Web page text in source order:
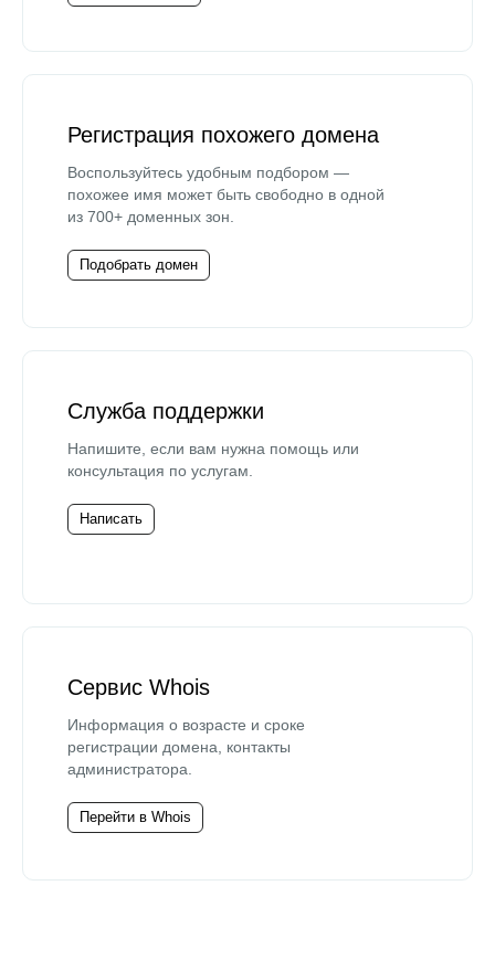
Регистрация похожего домена
Воспользуйтесь удобным подбором —
похожее имя может быть свободно в одной
из 700+ доменных зон.
Подобрать домен
Служба поддержки
Напишите, если вам нужна помощь или
консультация по услугам.
Написать
Сервис Whois
Информация о возрасте и сроке
регистрации домена, контакты
администратора.
Перейти в Whois